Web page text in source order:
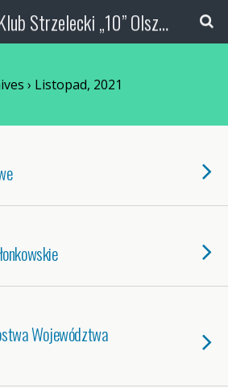
Warmiński Klub Strzelecki „10” Olsztyn
› Listopad, 2021
Województwa